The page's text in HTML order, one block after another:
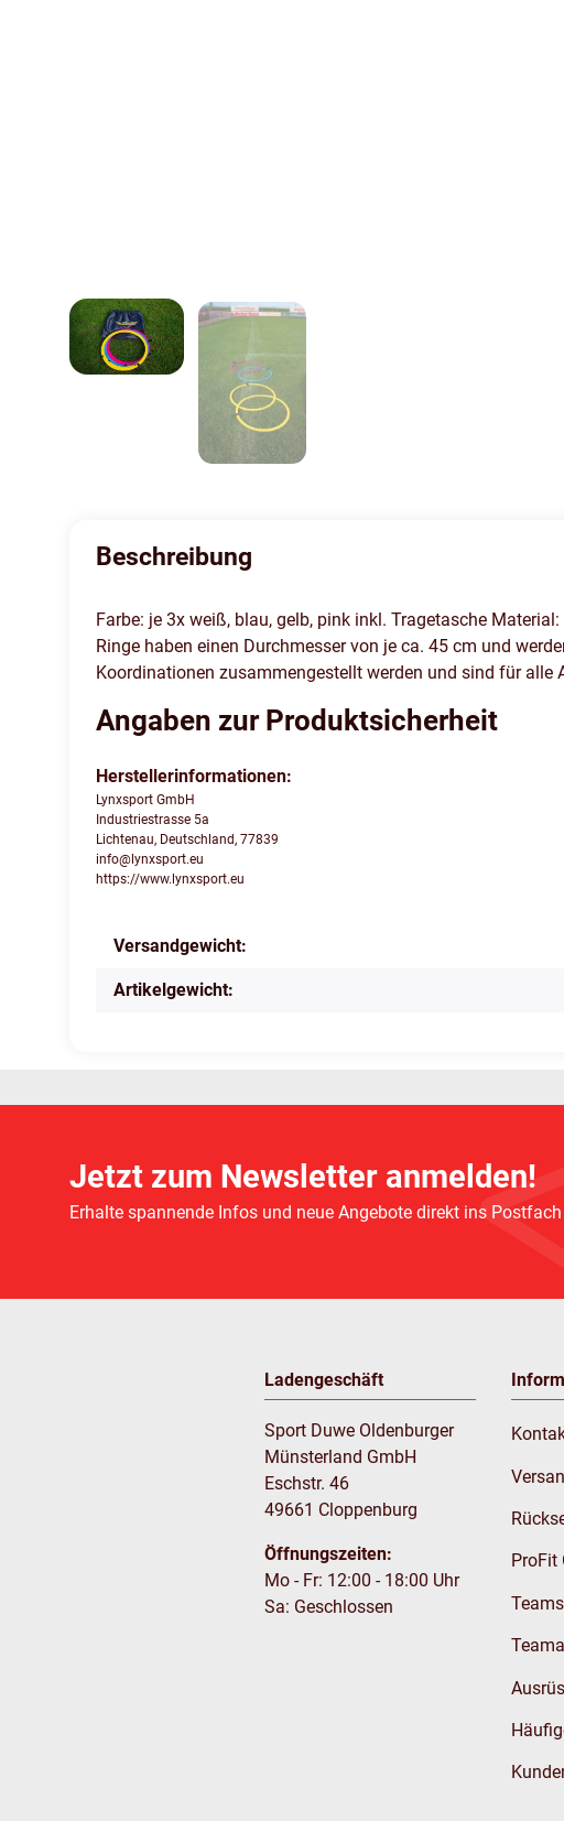
Beschreibung
Farbe: je 3x weiß, blau, gelb, pink inkl. Tragetasche
Ringe haben einen Durchmesser von je ca. 45 cm und
Koordinationen zusammengestellt werden und sind für
Angaben zur Produktsicherheit
Herstellerinformationen:
Lynxsport GmbH
Industriestrasse 5a
Lichtenau, Deutschland, 77839
info@lynxsport.eu
https://www.lynxsport.eu
Produkteigenschaft
Wert
Versandgewicht:
Artikelgewicht:
Jetzt zum Newsletter anmelden!
Erhalte spannende Infos und neue Angebote direkt ins Postfach
Ladengeschäft
Sport Duwe Oldenburger
Münsterland GmbH
Eschstr. 46
49661 Cloppenburg
Öffnungszeiten:
Mo - Fr: 12:00 - 18:00 Uhr
Sa: Geschlossen
ProFit